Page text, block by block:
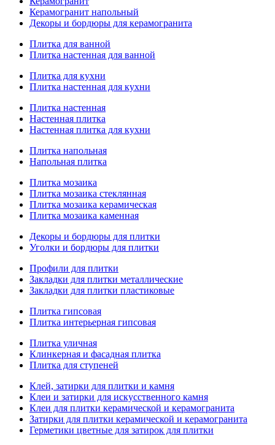
Керамогранит напольный
Декоры и бордюры для керамогранита
Плитка для ванной
Плитка настенная для ванной
Плитка для кухни
Плитка настенная для кухни
Плитка настенная
Настенная плитка
Настенная плитка для кухни
Плитка напольная
Напольная плитка
Плитка мозаика
Плитка мозаика стеклянная
Плитка мозаика керамическая
Плитка мозаика каменная
Декоры и бордюры для плитки
Уголки и бордюры для плитки
Профили для плитки
Закладки для плитки металлические
Закладки для плитки пластиковые
Плитка гипсовая
Плитка интерьерная гипсовая
Плитка уличная
Клинкерная и фасадная плитка
Плитка для ступеней
Клей, затирки для плитки и камня
Клеи и затирки для искусственного камня
Клеи для плитки керамической и керамогранита
Затирки для плитки керамической и керамогранита
Герметики цветные для затирок для плитки